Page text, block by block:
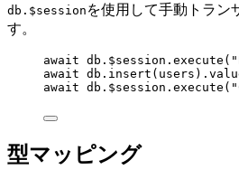
db.$session を使用して手動トラン
す。
await db . $session . execute ( "
await db . insert (users) .
await db . $session . execute ( "
型マッピング